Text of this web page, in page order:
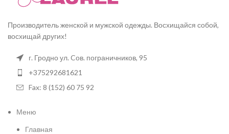
Производитель женской и мужской одежды. Восхищайся собой,
восхищай других!
г. Гродно ул. Cов. пограничников, 95
+375292681621
Fax: 8 (152) 60 75 92
Меню
Главная